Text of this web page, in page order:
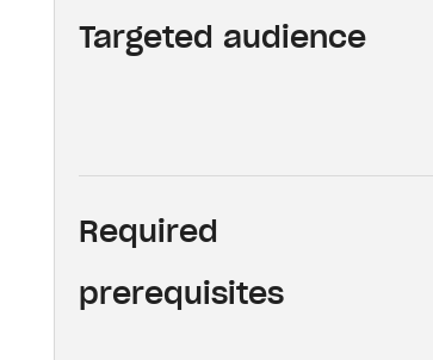
Targeted audience
Required
prerequisites